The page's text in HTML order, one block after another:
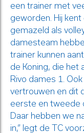
een trainer met
geworden. Hij
gemazeld als
damesteam
trainer kunnen
de Koning, die het
Rivo dames 1.
vertrouwen en dit
eerste en tweede
Daar hebben we
in,” legt de TC